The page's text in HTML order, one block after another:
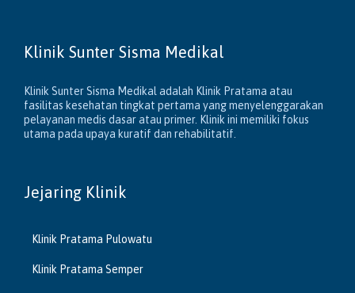
Klinik Sunter Sisma Medikal
Klinik Sunter Sisma Medikal adalah Klinik Pratama atau
fasilitas kesehatan tingkat pertama yang menyelenggarakan
pelayanan medis dasar atau primer. Klinik ini memiliki fokus
utama pada upaya kuratif dan rehabilitatif.
Jejaring Klinik
Klinik Pratama Pulowatu
Klinik Pratama Semper